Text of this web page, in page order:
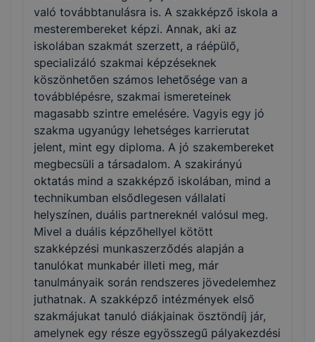
való továbbtanulásra is. A szakképző iskola a
mesterembereket képzi. Annak, aki az
iskolában szakmát szerzett, a ráépülő,
specializáló szakmai képzéseknek
köszönhetően számos lehetősége van a
továbblépésre, szakmai ismereteinek
magasabb szintre emelésére. Vagyis egy jó
szakma ugyanúgy lehetséges karrierutat
jelent, mint egy diploma. A jó szakembereket
megbecsüli a társadalom. A szakirányú
oktatás mind a szakképző iskolában, mind a
technikumban elsődlegesen vállalati
helyszínen, duális partnereknél valósul meg.
Mivel a duális képzőhellyel kötött
szakképzési munkaszerződés alapján a
tanulókat munkabér illeti meg, már
tanulmányaik során rendszeres jövedelemhez
juthatnak. A szakképző intézmények első
szakmájukat tanuló diákjainak ösztöndíj jár,
amelynek egy része egyösszegű pályakezdési